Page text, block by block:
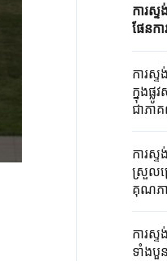
ការស្
ផែនកា
ការស្
ក្នុងផ្
ជាភា
ការស្
ស្រួលប្
គុណភាព
ការស្
ទាំងបួ